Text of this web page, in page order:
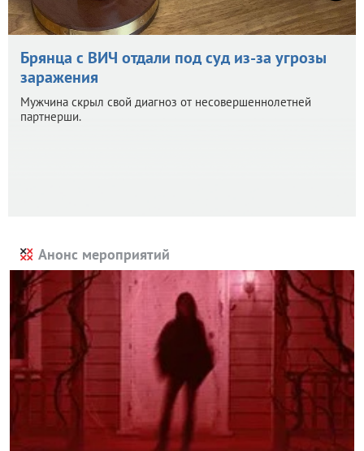
Брянца с ВИЧ отдали под суд из-за угрозы
заражения
Мужчина скрыл свой диагноз от несовершеннолетней
партнерши.
Анонс мероприятий